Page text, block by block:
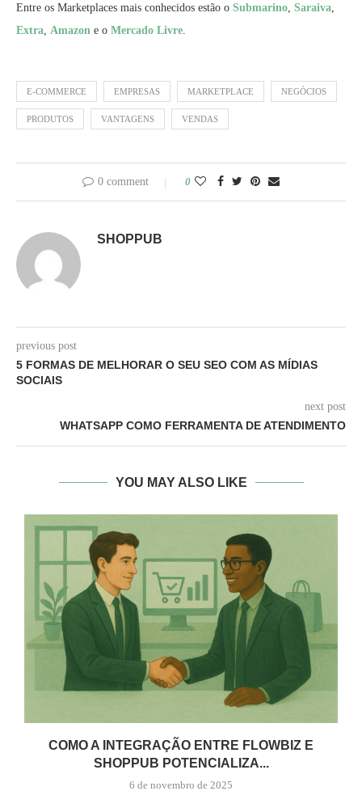
Entre os Marketplaces mais conhecidos estão o Submarino Saraiva
Extra
Amazon e o Mercado Livre
E-COMMERCE EMPRESAS MARKETPLACE NEGÓCIOS
PRODUTOS VANTAGENS VENDAS
0 comment 0
SHOPPUB
previous post
5 FORMAS DE MELHORAR O SEU SEO COM AS MÍDIAS
SOCIAIS
next post
WHATSAPP COMO FERRAMENTA DE ATENDIMENTO
YOU MAY ALSO LIKE
COMO A INTEGRAÇÃO ENTRE FLOWBIZ E
SHOPPUB POTENCIALIZA...
6 de novembro de 2025